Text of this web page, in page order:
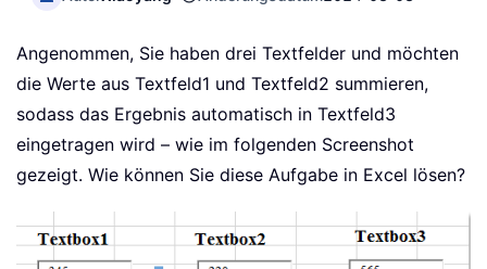
Angenommen, Sie haben drei Textfelder und möchten
die Werte aus Textfeld1 und Textfeld2 summieren,
sodass das Ergebnis automatisch in Textfeld3
eingetragen wird – wie im folgenden Screenshot
gezeigt. Wie können Sie diese Aufgabe in Excel lösen?